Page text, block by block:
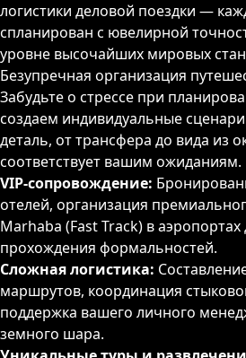
логистики деловой поездки —
спланирован с ювелирной
уровне высочайших мировых
Безупречная организация
Забудьте о стрессе при
создаем индивидуальные
деталь, от трансфера до вида из
соответствует вашим ожиданиям.
VIP-сопровождение:
отелей, организация
Marhaba (Fast Track) в
прохождения формальностей.
Сложная логистика:
маршрутов, координация
поддержка вашего личного
земного шара.